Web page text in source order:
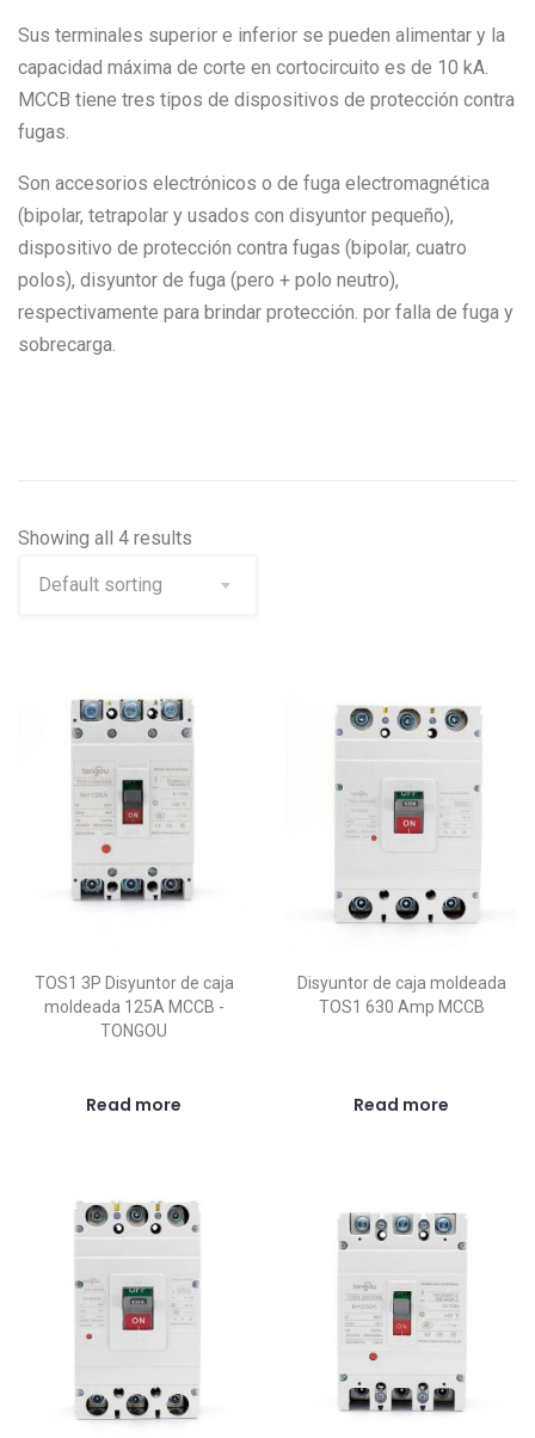
Sus terminales superior e inferior se pueden alimentar y la
capacidad máxima de corte en cortocircuito es de 10 kA.
MCCB tiene tres tipos de dispositivos de protección contra
fugas.
Son accesorios electrónicos o de fuga electromagnética
(bipolar, tetrapolar y usados ​​con disyuntor pequeño),
dispositivo de protección contra fugas (bipolar, cuatro
polos), disyuntor de fuga (pero + polo neutro),
respectivamente para brindar protección. por falla de fuga y
sobrecarga.
Showing all 4 results
TOS1 3P Disyuntor de caja
moldeada 125A MCCB -
TONGOU
Read more
Disyuntor de caja moldeada
TOS1 630 Amp MCCB
Read more